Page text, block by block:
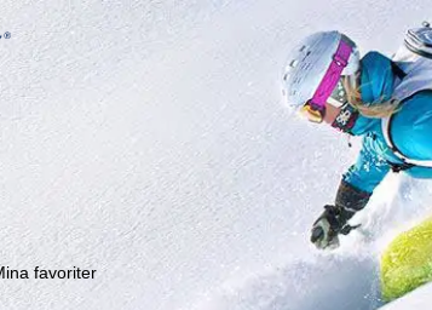
vårt nyhetsbrev och missa aldrig ett erbjudande!
favoriter